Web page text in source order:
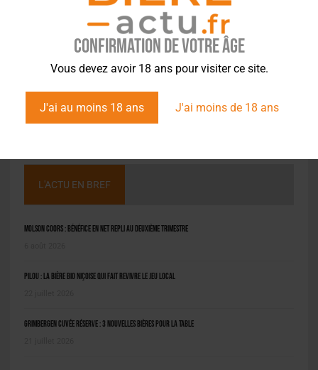
Confirmation de votre âge
Vous devez avoir 18 ans pour visiter ce site.
J'ai au moins 18 ans J'ai moins de 18 ans
L'ACTU EN BREF
Molson Coors : bénéfice en net repli au deuxième trimestre
Pilou : la bière bio niçoise qui fait revivre le jeu local
Grimbergen Cuvée Réserve : 3 nouvelles bières pour la table